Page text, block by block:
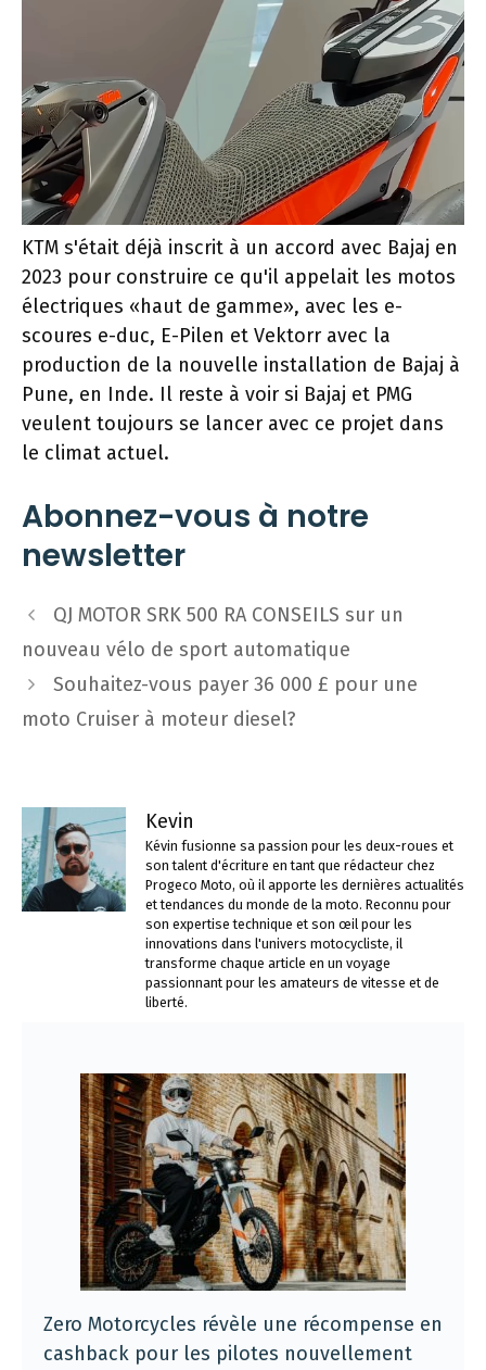
KTM s'était déjà inscrit à un accord avec Bajaj en
2023 pour construire ce qu'il appelait les motos
électriques «haut de gamme», avec les e-
scoures e-duc, E-Pilen et Vektorr avec la
production de la nouvelle installation de Bajaj à
Pune, en Inde. Il reste à voir si Bajaj et PMG
veulent toujours se lancer avec ce projet dans
le climat actuel.
Abonnez-vous à notre
newsletter
Navigation
des
QJ MOTOR SRK 500 RA CONSEILS sur un
nouveau vélo de sport automatique
Souhaitez-vous payer 36 000 £ pour une
moto Cruiser à moteur diesel?
Kevin
Kévin fusionne sa passion pour les deux-roues et
son talent d'écriture en tant que rédacteur chez
Progeco Moto, où il apporte les dernières actualités
et tendances du monde de la moto. Reconnu pour
son expertise technique et son œil pour les
innovations dans l'univers motocycliste, il
transforme chaque article en un voyage
passionnant pour les amateurs de vitesse et de
liberté.
Zero Motorcycles révèle une récompense en
cashback pour les pilotes nouvellement